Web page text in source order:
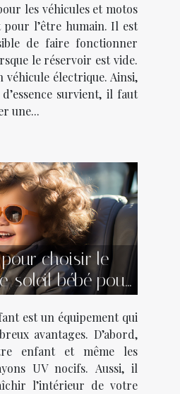
les véhicules et motos
pour l’être humain. Il est
de faire fonctionner
le réservoir est vide.
véhicule électrique. Ainsi,
survient, il faut
une...
choisir le
soleil bébé pour
est un équipement qui
avantages. D’abord,
enfant et même les
UV nocifs. Aussi, il
l’intérieur de votre